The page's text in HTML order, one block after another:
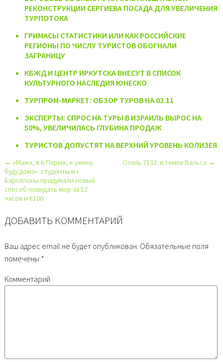
РЕКОНСТРУКЦИИ СЕРГИЕВА ПОСАДА ДЛЯ УВЕЛИЧЕНИЯ
ТУРПОТОКА
ГРИМАСЫ СТАТИСТИКИ ИЛИ КАК РОССИЙСКИЕ
РЕГИОНЫ ПО ЧИСЛУ ТУРИСТОВ ОБОГНАЛИ
ЗАГРАНИЦУ
КБЖД И ЦЕНТР ИРКУТСКА ВНЕСУТ В СПИСОК
КУЛЬТУРНОГО НАСЛЕДИЯ ЮНЕСКО
ТУРПРОМ-МАРКЕТ: ОБЗОР ТУРОВ НА 03.11
ЭКСПЕРТЫ: СПРОС НА ТУРЫ В ИЗРАИЛЬ ВЫРОС НА
50%, УВЕЛИЧИЛАСЬ ГЛУБИНА ПРОДАЖ
ТУРИСТОВ ДОПУСТЯТ НА ВЕРХНИЙ УРОВЕНЬ КОЛИЗЕЯ
← «Мама, я в Париж, к ужину
буду дома»: студенты из
Барселоны придумали новый
способ повидать мир за 12
часов и €100
Отель 7132: в темпе Вальса →
ДОБАВИТЬ КОММЕНТАРИЙ
Ваш адрес email не будет опубликован. Обязательные поля
помечены *
Комментарий